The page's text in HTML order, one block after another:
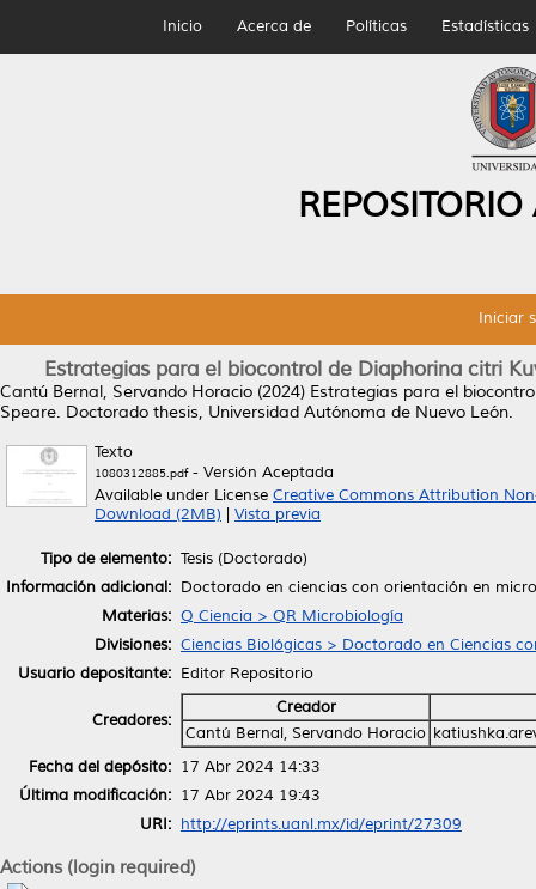
Inicio Acerca de Políticas Estadísticas
Iniciar
Estrategias para el biocontrol de Diaphorina citri
Cantú Bernal, Servando Horacio (2024) Estrategias para el
Speare. Doctorado thesis, Universidad Autónoma de Nuevo León.
Texto
1080312885.pdf- Versión Aceptada
Available under License Creative Commons Attribution
Download (2MB)
Vista previa
Tipo de elemento: Tesis (Doctorado)
Información adicional: Doctorado en ciencias con orientación en
Materias: Q Ciencia > QR Microbiología
Divisiones: Ciencias Biológicas > Doctorado en Ciencias
Usuario depositante: Editor Repositorio
Creadores:
Creador
Cantú Bernal, Servando Horacio
Fecha del depósito: 17 Abr 2024 14:33
Última modificación: 17 Abr 2024 19:43
URI: http://eprints.uanl.mx/id/eprint/27309
Actions (login required)